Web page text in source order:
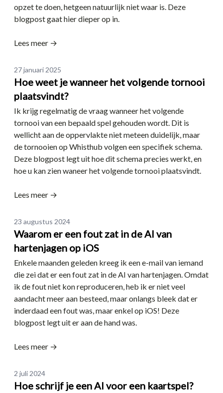
opzet te doen, hetgeen natuurlijk niet waar is. Deze
blogpost gaat hier dieper op in.
Lees meer →
Date
27 januari 2025
Hoe weet je wanneer het volgende tornooi
plaatsvindt?
Ik krijg regelmatig de vraag wanneer het volgende
tornooi van een bepaald spel gehouden wordt. Dit is
wellicht aan de oppervlakte niet meteen duidelijk, maar
de tornooien op Whisthub volgen een specifiek schema.
Deze blogpost legt uit hoe dit schema precies werkt, en
hoe u kan zien waneer het volgende tornooi plaatsvindt.
Lees meer →
Date
23 augustus 2024
Waarom er een fout zat in de AI van
hartenjagen op iOS
Enkele maanden geleden kreeg ik een e-mail van iemand
die zei dat er een fout zat in de AI van hartenjagen. Omdat
ik de fout niet kon reproduceren, heb ik er niet veel
aandacht meer aan besteed, maar onlangs bleek dat er
inderdaad een fout was, maar enkel op iOS! Deze
blogpost legt uit er aan de hand was.
Lees meer →
Date
2 juli 2024
Hoe schrijf je een AI voor een kaartspel?